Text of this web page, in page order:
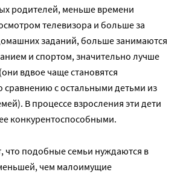
родителей, меньше времени
телевизора и больше за
заданий, больше занимаются
и спортом, значительно лучше
вдвое чаще становятся
сравнению с остальными детьми из
В процессе взросления эти дети
конкурентоспособными.
что подобные семьи нуждаются в
чем малоимущие